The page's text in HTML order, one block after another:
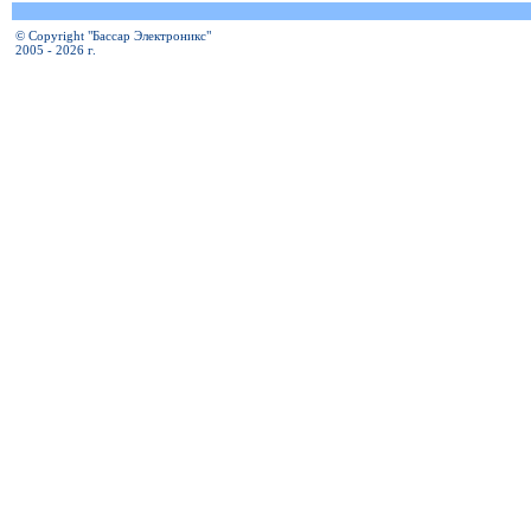
© Copyright "Бассар Электроникс"
2005 - 2026 г.